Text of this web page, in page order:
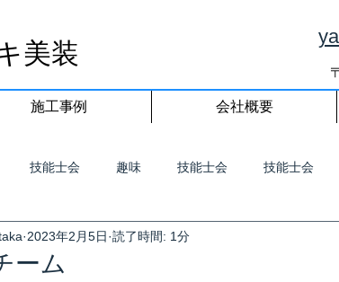
美装
施工事例 会社概要
技能士会 趣味 技能士会 技能士会
ーム
2023年2月5日 読了時間: 1分